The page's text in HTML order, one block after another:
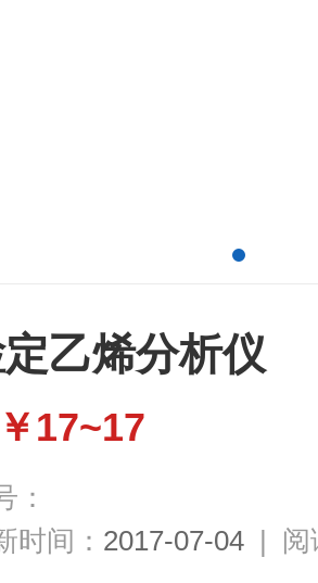
乙烯分析仪
￥17~17
：
时间： 2017-07-04 | 阅